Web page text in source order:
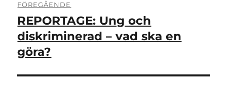
FÖREGÅENDE
Föregående
inlägg:
REPORTAGE: Ung och
diskriminerad – vad ska en
göra?